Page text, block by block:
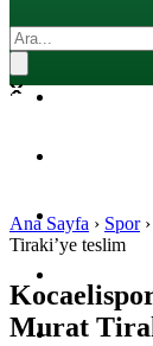
SPOR
SAĞLIK
Ana Sayfa › Spor›
Tiraki’ye teslim
Murat